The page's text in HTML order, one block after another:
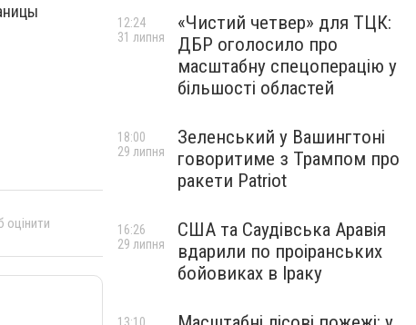
оцінити
«Чистий четвер» для ТЦК:
ДБР оголосило про
масштабну спецоперацію у
більшості областей
12:24
31 липня
Зеленський у Вашингтоні
говоритиме з Трампом про
ракети Patriot
18:00
29 липня
США та Саудівська Аравія
вдарили по проіранських
бойовиках в Іраку
16:26
29 липня